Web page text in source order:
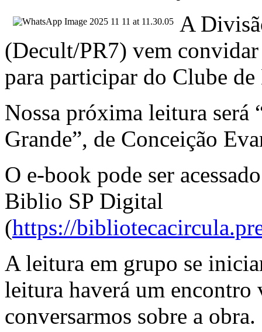
A
(Decult/PR7) vem
para participar do Clube
Nossa próxima leitura será
Grande”, de Conceição
O e-book pode ser
Biblio SP Digital
(https://
A leitura em grupo se
leitura haverá um
conversarmos sobre a obra.